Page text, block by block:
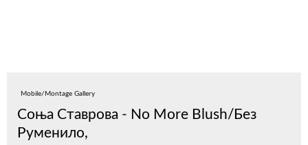
Mobile/Montage Gallery
Соња Ставрова - No More Blush/Без
Руменило,